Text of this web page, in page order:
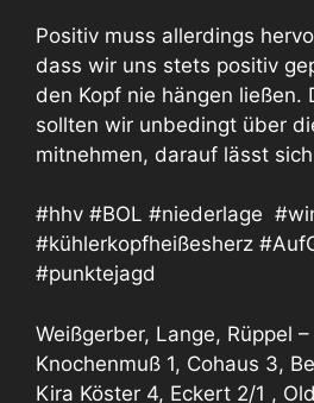
Positiv muss allerdings
dass wir uns stets positiv
den Kopf nie hängen ließen.
sollten wir unbedingt über
mitnehmen, darauf lässt
#hhv #BOL #niederlage
#kühlerkopfheißesherz
#punktejagd
Weißgerber, Lange, Rüppel
Knochenmuß 1, Cohaus 3,
Kira Köster 4, Eckert 2/1 ,